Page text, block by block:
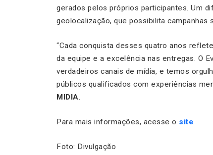
gerados pelos próprios participantes. Um
geolocalização, que possibilita
“Cada conquista desses quatro anos
da equipe e a excelência nas entregas. O
verdadeiros canais de mídia, e temos
públicos qualificados com experiências
MIDIA.
Para mais informações, acesse o site.
Foto: Divulgação